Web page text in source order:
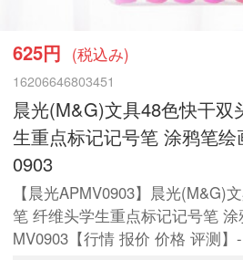
625円 (税込み)
16206646803451
晨光(M&G)文具48色快干双
生重点标记记号笔 涂鸦笔
0903
【晨光APMV0903】晨光(M&G)
笔 纤维头学生重点标记记号笔
MV0903【行情 报价 价格 评测】-